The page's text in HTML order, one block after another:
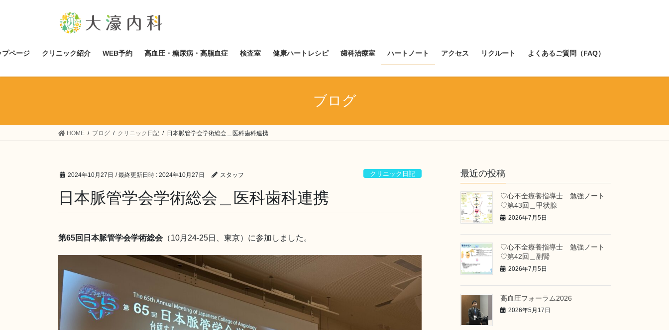
ツ
ス
シ
ン
プページ クリニック紹介 WEB予約 高血圧・糖尿病・高脂血症 検査室 健康ハートレシピ 歯科治療室 ハートノート アクセス リクルート よくあるご質問（FAQ）
ブログ
HOME ブログ クリニック日記 日本脈管学会学術総会＿医科歯科連携
2024年10月27日 / 最終更新日時 : 2024年10月27日 スタッフ クリニック日記
日本脈管学会学術総会＿医科歯科連携
第65回日本脈管学会学術総会 （10月24-25日、東京）に参加しました。
最近の投稿
♡心不全療養指導士 勉強ノート
♡第43回＿甲状腺
2026年7月5日
♡心不全療養指導士 勉強ノート
♡第42回＿副腎
2026年7月5日
高血圧フォーラム2026
2026年5月17日